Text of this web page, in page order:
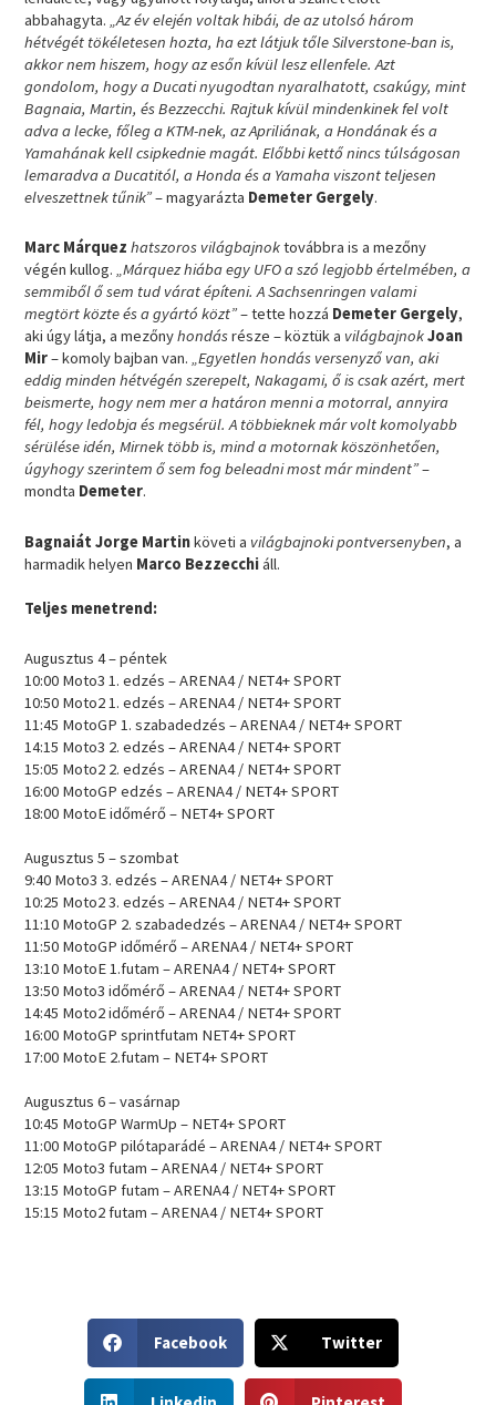
abbahagyta.„Az év elején voltak hibái, de az utolsó három
hétvégét tökéletesen hozta, ha ezt látjuk tőle Silverstone-ban is,
akkor nem hiszem, hogy az esőn kívül lesz ellenfele. Azt
gondolom, hogy a Ducati nyugodtan nyaralhatott, csakúgy, mint
Bagnaia, Martin, és Bezzecchi. Rajtuk kívül mindenkinek fel volt
adva a lecke, főleg a KTM-nek, az Apriliának, a Hondának és a
Yamahának kell csipkednie magát. Előbbi kettő nincs túlságosan
lemaradva a Ducatitól, a Honda és a Yamaha viszont teljesen
elveszettnek tűnik”– magyarázta Demeter Gergely.
Marc Márquez hatszoros világbajnoktovábbra is a mezőny
végén kullog.„Márquez hiába egy UFO a szó legjobb értelmében, a
semmiből ő sem tud várat építeni. A Sachsenringen valami
megtört közte és a gyártó közt”– tette hozzá Demeter Gergely,
aki úgy látja, a mezőnyhondásrésze – köztük a világbajnokJoan
Mir– komoly bajban van.„Egyetlen hondás versenyző van, aki
eddig minden hétvégén szerepelt, Nakagami, ő is csak azért, mert
beismerte, hogy nem mer a határon menni a motorral, annyira
fél, hogy ledobja és megsérül. A többieknek már volt komolyabb
sérülése idén, Mirnek több is, mind a motornak köszönhetően,
úgyhogy szerintem ő sem fog beleadni most már mindent”–
mondta Demeter.
Bagnaiát Jorge Martinköveti a világbajnoki pontversenyben, a
harmadik helyen Marco Bezzecchiáll.
Teljes menetrend:
Augusztus 4 – péntek
10:00 Moto3 1. edzés – ARENA4 / NET4+ SPORT
10:50 Moto2 1. edzés – ARENA4 / NET4+ SPORT
11:45 MotoGP 1. szabadedzés – ARENA4 / NET4+ SPORT
14:15 Moto3 2. edzés – ARENA4 / NET4+ SPORT
15:05 Moto2 2. edzés – ARENA4 / NET4+ SPORT
16:00 MotoGP edzés – ARENA4 / NET4+ SPORT
18:00 MotoE időmérő – NET4+ SPORT
Augusztus 5 – szombat
9:40 Moto3 3. edzés – ARENA4 / NET4+ SPORT
10:25 Moto2 3. edzés – ARENA4 / NET4+ SPORT
11:10 MotoGP 2. szabadedzés – ARENA4 / NET4+ SPORT
11:50 MotoGP időmérő – ARENA4 / NET4+ SPORT
13:10 MotoE 1.futam – ARENA4 / NET4+ SPORT
13:50 Moto3 időmérő – ARENA4 / NET4+ SPORT
14:45 Moto2 időmérő – ARENA4 / NET4+ SPORT
16:00 MotoGP sprintfutam NET4+ SPORT
17:00 MotoE 2.futam – NET4+ SPORT
Augusztus 6 – vasárnap
10:45 MotoGP WarmUp – NET4+ SPORT
11:00 MotoGP pilótaparádé – ARENA4 / NET4+ SPORT
12:05 Moto3 futam – ARENA4 / NET4+ SPORT
13:15 MotoGP futam – ARENA4 / NET4+ SPORT
15:15 Moto2 futam – ARENA4 / NET4+ SPORT
h
a
r
Facebook
h
a
Twitter